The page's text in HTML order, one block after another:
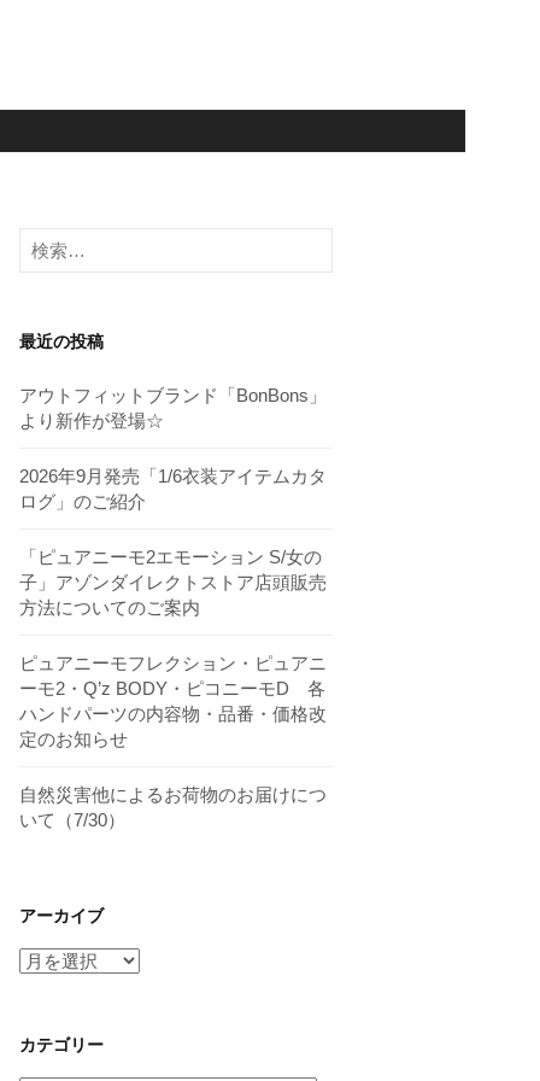
検
索:
最近の投稿
アウトフィットブランド「BonBons」
より新作が登場☆
2026年9月発売「1/6衣装アイテムカタ
ログ」のご紹介
「ピュアニーモ2エモーション S/女の
子」アゾンダイレクトストア店頭販売
方法についてのご案内
ピュアニーモフレクション・ピュアニ
ーモ2・Q’z BODY・ピコニーモD 各
ハンドパーツの内容物・品番・価格改
定のお知らせ
自然災害他によるお荷物のお届けにつ
いて（7/30）
アーカイブ
ア
イ
ブ
カテゴリー